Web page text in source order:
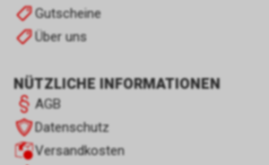
Gutscheine
Über uns
NÜTZLICHE INFORMATIONEN
AGB
Datenschutz
Versandkosten